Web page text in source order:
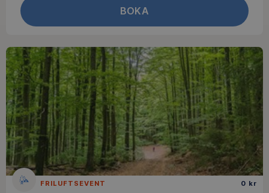
BOKA
FRILUFTSEVENT 0 kr